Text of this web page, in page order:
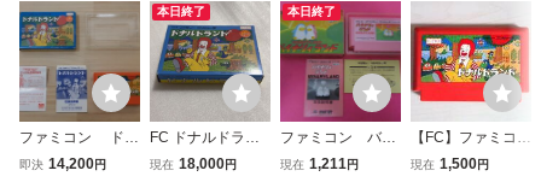
ファミコン ドナ
ルドランド 箱説
即決 14,200円
本日終了
FC ドナルドラン
ド ファミコン
現在 18,000円
本日終了
ファミコン バイ
ナリィランド
現在 1,211円
【FC】ファミコ
ン ドナルドラン
現在 1,500円